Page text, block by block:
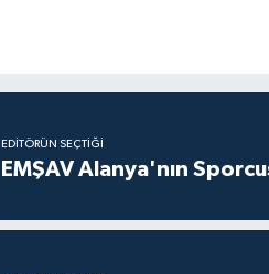
EDITÖRÜN SEÇTIĞI
EMŞAV Alanya'nın